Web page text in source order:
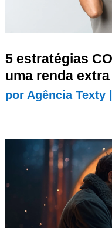
5 estratégias
uma renda
por Agência Texty|